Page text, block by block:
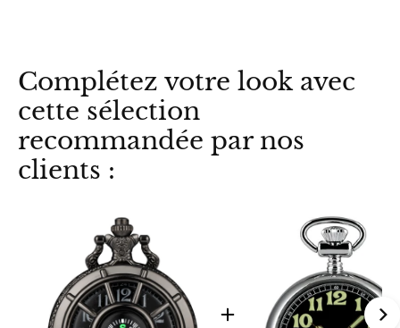
Complétez votre look avec
cette sélection
recommandée par nos
clients :